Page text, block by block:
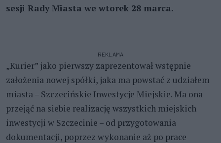
sesji Rady Miasta we wtorek 28 marca.
REKLAMA
„Kurier” jako pierwszy zaprezentował wstępnie
założenia nowej spółki, jaka ma powstać z udziałem
miasta – Szczecińskie Inwestycje Miejskie. Ma ona
przejąć na siebie realizację wszystkich miejskich
inwestycji w Szczecinie – od przygotowania
dokumentacji, poprzez wykonanie aż po prace